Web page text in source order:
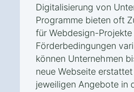
Digitalisierung von
Programme bieten oft
für Webdesign-
Förderbedingungen
können Unternehmen
neue Webseite
jeweiligen Angebote in